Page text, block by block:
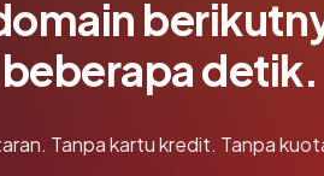
beberapa detik.
Tanpa kartu kredit. Tanpa